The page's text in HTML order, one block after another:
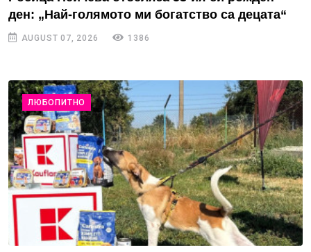
ден: „Най-голямото ми богатство са децата“
AUGUST 07, 2026 1386
ЛЮБОПИТНО